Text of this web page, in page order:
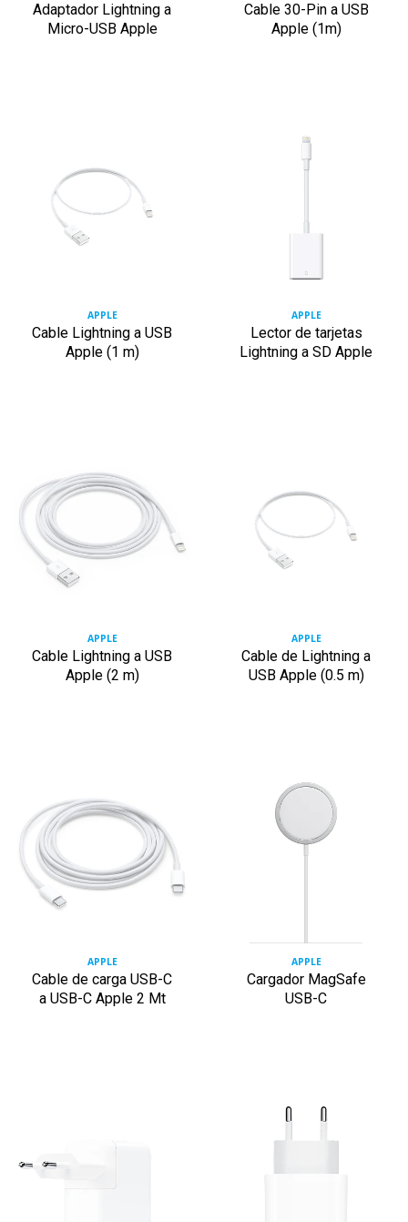
Adaptador Lightning a
Micro-USB Apple
Cable 30-Pin a USB
Apple (1m)
APPLE
Cable Lightning a USB
Apple (1 m)
APPLE
Lector de tarjetas
Lightning a SD Apple
APPLE
Cable Lightning a USB
Apple (2 m)
APPLE
Cable de Lightning a
USB Apple (0.5 m)
APPLE
Cable de carga USB-C
a USB-C Apple 2 Mt
APPLE
Cargador MagSafe
USB-C